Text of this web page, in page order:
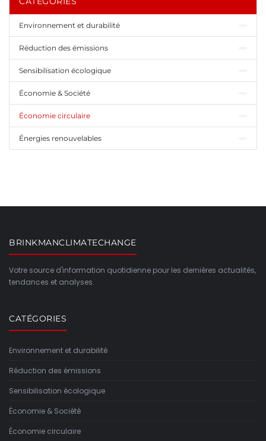
Environnement et durabilité
Réduction des émissions
Sensibilisation écologique
Économie & Société
Économie circulaire
Énergies renouvelables
BRINKMANCLIMATECHANGE
Votre source d'information quotidienne pour les dernières actualités,
tendances et analyses.
CATÉGORIES
Environnement et durabilité
Réduction des émissions
Sensibilisation écologique
Économie & Société
Économie circulaire